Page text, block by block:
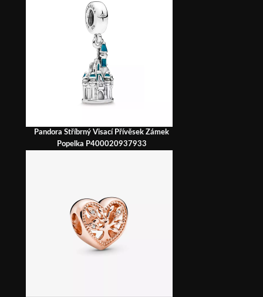
Pandora Stříbrný Visací Přívěsek Zámek
Popelka P400020937933